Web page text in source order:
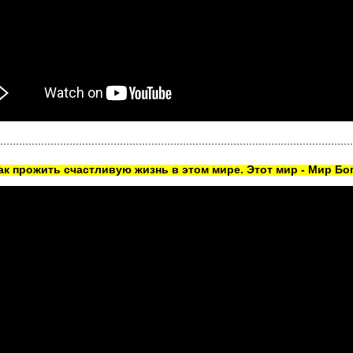
прожить счастливую жизнь в этом мире. Этот мир - Мир